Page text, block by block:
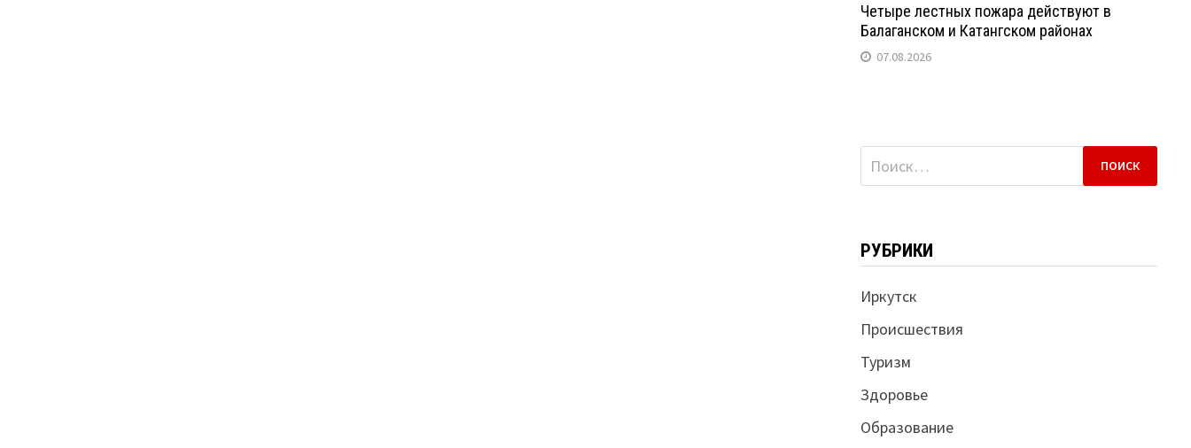
Четыре лестных пожара действуют в
Балаганском и Катангском районах
07.08.2026
Найти:
РУБРИКИ
Иркутск
Происшествия
Туризм
Здоровье
Образование